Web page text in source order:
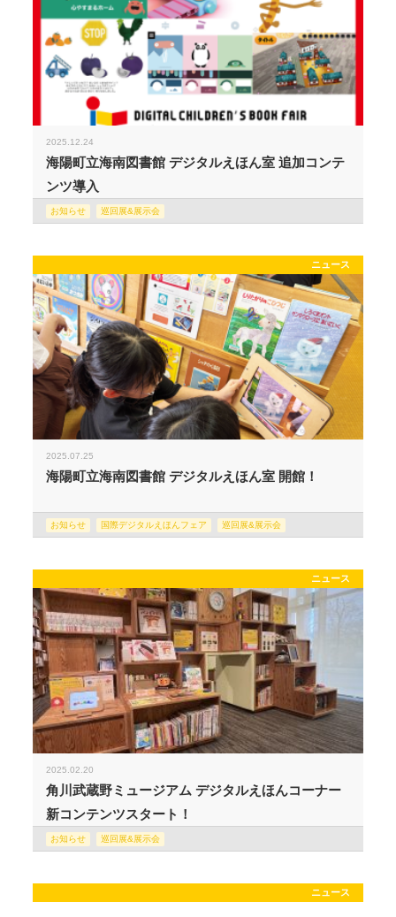
2025.12.24
海陽町立海南図書館 デジタルえほん室 追加コンテ
ンツ導入
お知らせ 巡回展&展示会
ニュース
2025.07.25
海陽町立海南図書館 デジタルえほん室 開館！
お知らせ 国際デジタルえほんフェア 巡回展&展示会
ニュース
2025.02.20
角川武蔵野ミュージアム デジタルえほんコーナー
新コンテンツスタート！
お知らせ 巡回展&展示会
ニュース